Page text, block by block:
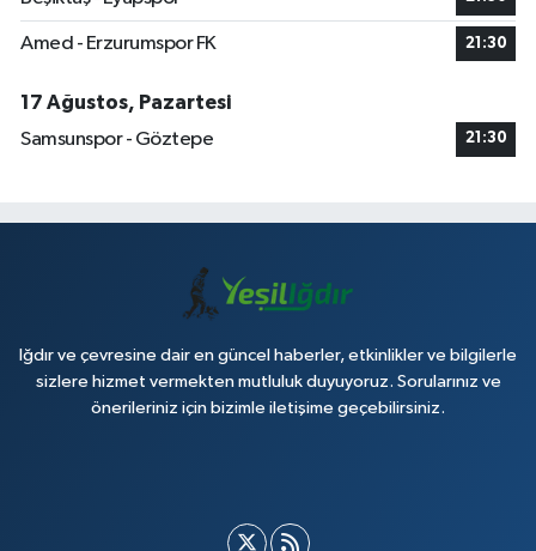
Amed - Erzurumspor FK 21:30
17 Ağustos, Pazartesi
Samsunspor - Göztepe
21:30
Iğdır ve çevresine dair en güncel haberler, etkinlikler ve bilgilerle
sizlere hizmet vermekten mutluluk duyuyoruz. Sorularınız ve
önerileriniz için bizimle iletişime geçebilirsiniz.